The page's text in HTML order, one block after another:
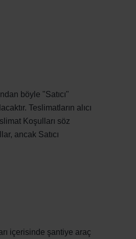
böyle "Satıcı"
Teslimatların alıcı
Koşulları söz
ancak Satıcı
içerisinde şantiye araç